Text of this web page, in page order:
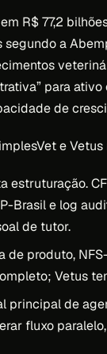
R$ 77,2
a
para
de
e
estruturação.
Brasil e log
de tutor.
de produto,
Vetus
principal de
fluxo